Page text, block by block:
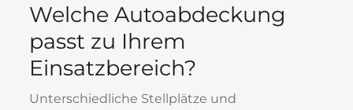
Welche Autoabdeckung
passt zu Ihrem
Einsatzbereich?
Unterschiedliche Stellplätze und